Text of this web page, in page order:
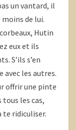
un vantard, il
moins de lui.
Hutin
eux et ils
S’ils s’en
avec les autres.
offrir une pinte
les cas,
te ridiculiser.